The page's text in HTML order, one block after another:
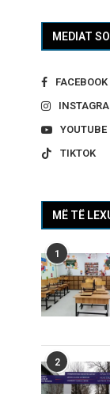
MEDIAT
FACEBOOK
YOUTUBE
TIKTOK
MË TË
1
2